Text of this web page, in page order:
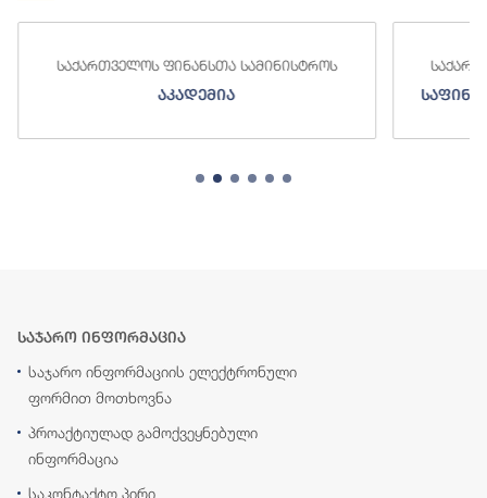
საქართველოს ფინანსთა სამინისტროს
აკადემია
საჯარო ინფორმაცია
საჯარო ინფორმაციის ელექტრონული
ფორმით მოთხოვნა
პროაქტიულად გამოქვეყნებული
ინფორმაცია
საკონტაქტო პირი